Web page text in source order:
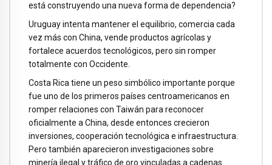
está construyendo una nueva forma de dependencia?
Uruguay intenta mantener el equilibrio, comercia cada
vez más con China, vende productos agrícolas y
fortalece acuerdos tecnológicos, pero sin romper
totalmente con Occidente.
Costa Rica tiene un peso simbólico importante porque
fue uno de los primeros países centroamericanos en
romper relaciones con Taiwán para reconocer
oficialmente a China, desde entonces crecieron
inversiones, cooperación tecnológica e infraestructura.
Pero también aparecieron investigaciones sobre
minería ilegal y tráfico de oro vinculadas a cadenas